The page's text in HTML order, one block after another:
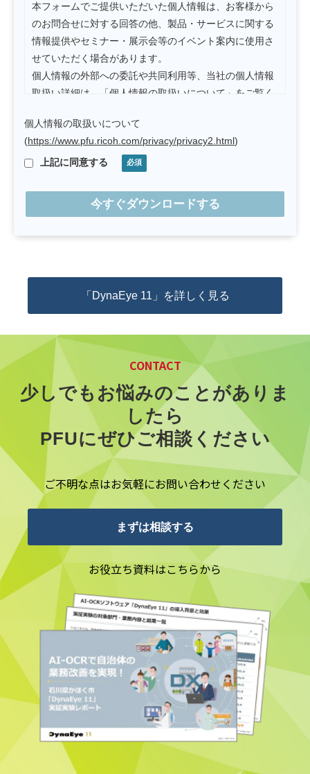
本フォームでご提供いただいた個人情報は、お客様から
のお問合せに対する回答の他、製品・サービスに関する
情報提供やセミナー・展示会等のイベント案内に使用さ
せていただく場合があります。
個人情報の外部への委託や共同利用等、当社の個人情報
取扱い詳細は、「個人情報の取扱いについて」をご覧く
お客様による当社への個人情報の提供自体は任意です
が、個人情報をご提供いただけない場合、お問合せへの
回答等ができない場合がございますので、あらかじめご
本フォームでご提供いただいた個人情報の管理者は以下
のとおりです。
webmaster.pfu@ml.ricoh.com
個人情報の取扱いについて
(https://www.pfu.ricoh.com/privacy/privacy2.html)
上記に同意する
「DynaEye 11」を詳しく見る
CONTACT
少しでもお悩みのことがありま
したら
PFUにぜひご相談ください
ご不明な点はお気軽にお問い合わせください
まずは相談する
お役立ち資料はこちらから